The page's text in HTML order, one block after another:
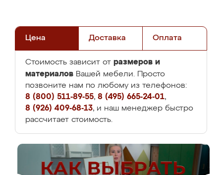
Цена Доставка Оплата
Стоимость зависит от размеров и
материалов Вашей мебели. Просто
позвоните нам по любому из телефонов:
8 (800) 511-89-55, 8 (495) 665-24-01,
8 (926) 409-68-13, и наш менеджер быстро
рассчитает стоимость.